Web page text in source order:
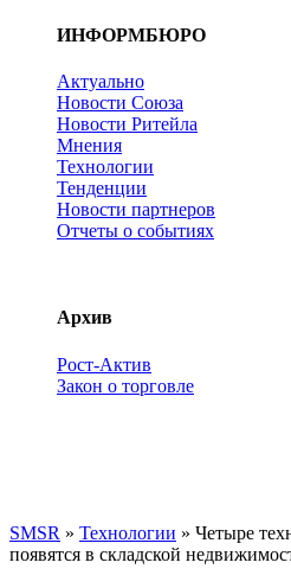
ИНФОРМБЮРО
Актуально
Новости Союза
Новости Ритейла
Мнения
Технологии
Тенденции
Новости партнеров
Отчеты о событиях
Архив
Рост-Актив
Закон о торговле
SMSR » Технологии » Четыре
появятся в складской